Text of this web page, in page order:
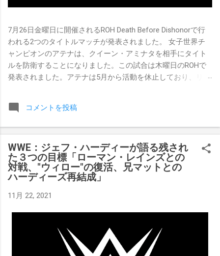
7月26日金曜日に開催されるROH Death Before Dishonorで行
われる2つのタイトルマッチが発表されました。 女子世界チ
ャンピオンのアテナは、クイーン・アミナタを相手にタイト
ルを防衛することになりました。この試合は木曜日のROHで
発表されました。アテナは5月から活動を休止しており、リン
女子世界チャンピオンは5月の最後の試合で怪我の恐怖に苦し
みましたが、それはストーリーの中で誇張されています。 ア
でタイトルを防衛します。PPVでレッド・ベルベッドを相手
にROH Women's TV 王座の防衛戦を行います。 木曜日の放送
では、リー・モリアーティーがROH Pure Championship
Proving Groundの試合でウィーラー・ユータとタイムリミット
で引き分けたので、チャンピオンシップへのチャンスを手に
入れましたが、まだPPVでは公式に発表されていません。
コメントを投稿
WWE：ジェフ・ハーディーが語る残され
た３つの目標「ローマン・レインズとの
対戦、"ウィロー"の復活、兄マットとの
ハーディーズ再結成」
11月 22, 2021